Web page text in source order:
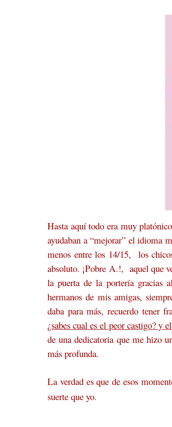
Hasta aquí todo era muy
ayudaban a “mejorar” el idioma
menos entre los 14/15,
los
absoluto. ¡Pobre A.!, aquel que
la puerta de la portería gracias
hermanos de mis amigas,
daba para más, recuerdo tener
¿sabes cual es el peor castigo? y
de una dedicatoria que me hizo
más profunda.
La verdad es que de esos
suerte que yo.